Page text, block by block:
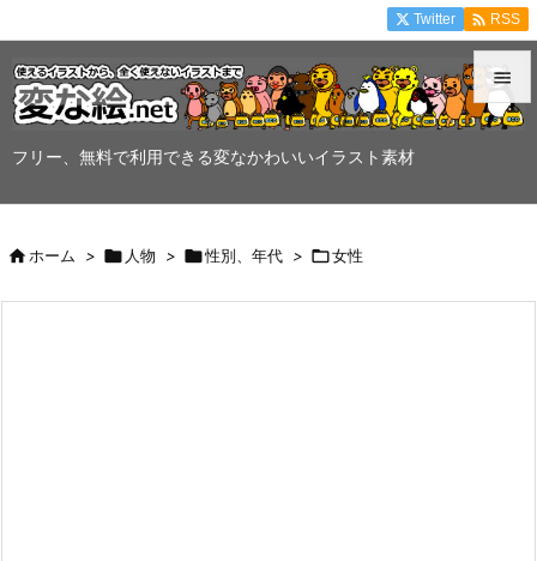
フリー、無料で利用できる変なかわいいイラスト素材


Twitter  RSS
ホーム >  人物 > 性別、年代 > 女性